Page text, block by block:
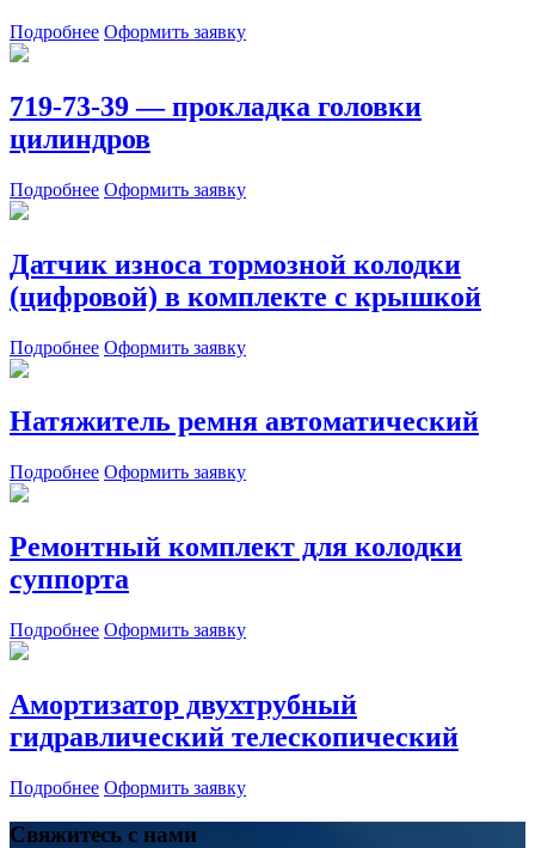
Подробнее Оформить заявку
719-73-39 — прокладка головки
цилиндров
Подробнее Оформить заявку
Датчик износа тормозной колодки
(цифровой) в комплекте с крышкой
Подробнее Оформить заявку
Натяжитель ремня автоматический
Подробнее Оформить заявку
Ремонтный комплект для колодки
суппорта
Подробнее Оформить заявку
Амортизатор двухтрубный
гидравлический телескопический
Подробнее Оформить заявку
Свяжитесь с нами